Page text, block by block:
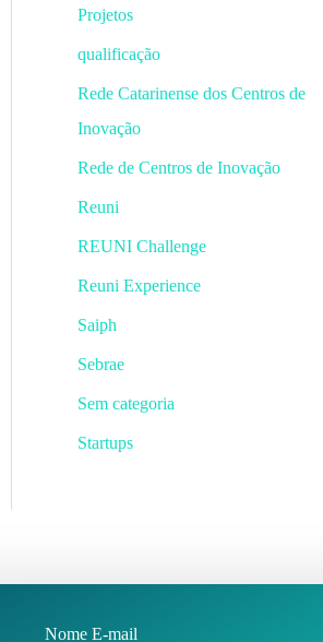
Projetos
qualificação
Rede Catarinense dos Centros de
Inovação
Rede de Centros de Inovação
Reuni
REUNI Challenge
Reuni Experience
Saiph
Sebrae
Sem categoria
Startups
Nome E-mail